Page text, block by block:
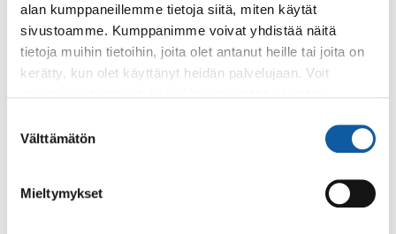
alan kumppaneillemme tietoja siitä, miten käytät
sivustoamme. Kumppanimme voivat yhdistää näitä
tietoja muihin tietoihin, joita olet antanut heille tai joita on
kerätty, kun olet käyttänyt heidän palvelujaan. Voit
valinta
Välttämätön
Mieltymykset
4.6. klo 11:30–13:30
Paimion lukion ylioppilasjuhla
Sivut